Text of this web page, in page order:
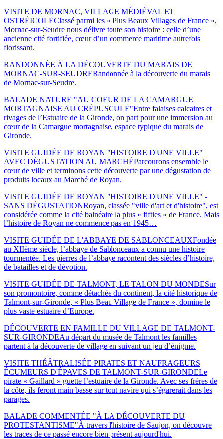
VISITE DE MORNAC, VILLAGE MÉDIÉVAL ET
OSTRÉICOLEClassé parmi les « Plus Beaux Villages de France »,
Mornac-sur-Seudre nous délivre toute son histoire : celle d’une
ancienne cité fortifiée, cœur d’un commerce maritime autrefois
florissant.
RANDONNÉE À LA DÉCOUVERTE DU MARAIS DE
MORNAC-SUR-SEUDRERandonnée à la découverte du marais
de Mornac-sur-Seudre.
BALADE NATURE "AU COEUR DE LA CAMARGUE
MORTAGNAISE AU CRÉPUSCULE"Entre falaises calcaires et
rivages de l’Estuaire de la Gironde, on part pour une immersion au
cœur de la Camargue mortagnaise, espace typique du marais de
Gironde.
VISITE GUIDÉE DE ROYAN "HISTOIRE D'UNE VILLE"
AVEC DÉGUSTATION AU MARCHÉParcourons ensemble le
cœur de ville et terminons cette découverte par une dégustation de
produits locaux au Marché de Royan.
VISITE GUIDÉE DE ROYAN "HISTOIRE D'UNE VILLE" -
SANS DÉGUSTATIONRoyan, classée "ville d'art et d'histoire", est
considérée comme la cité balnéaire la plus « fifties » de France. Mais
l’histoire de Royan ne commence pas en 1945…
VISITE GUIDÉE DE L'ABBAYE DE SABLONCEAUXFondée
au XIIème siècle, l’abbaye de Sablonceaux a connu une histoire
tourmentée. Les pierres de l’abbaye racontent des siècles d’histoire,
de batailles et de dévotion.
VISITE GUIDÉE DE TALMONT, LE TALON DU MONDESur
son promontoire, comme détachée du continent, la cité historique de
Talmont-sur-Gironde, « Plus Beau Village de France », domine le
plus vaste estuaire d’Europe.
DÉCOUVERTE EN FAMILLE DU VILLAGE DE TALMONT-
SUR-GIRONDEAu départ du musée de Talmont les familles
partent à la découverte de village en suivant un jeu d’énigme.
VISITE THÉÂTRALISÉE PIRATES ET NAUFRAGEURS
ÉCUMEURS D'ÉPAVES DE TALMONT-SUR-GIRONDELe
pirate « Gaillard » guette l’estuaire de la Gironde. Avec ses frères de
la côte, ils feront main basse sur tout navire qui s’égarerait dans les
parages.
BALADE COMMENTÉE "À LA DÉCOUVERTE DU
PROTESTANTISME"À travers l'histoire de Saujon, on découvre
les traces de ce passé encore bien présent aujourd'hui.